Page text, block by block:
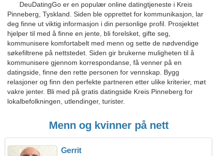
DeuDatingGo er en populær online datingtjeneste i Kreis
Pinneberg, Tyskland. Siden ble opprettet for kommunikasjon, lar
deg finne ut viktig informasjon i din personlige profil. Prosjektet
hjelper til med å finne en jente, bli forelsket, gifte seg,
kommunisere komfortabelt med menn og sette de nødvendige
søkefiltrene på nettstedet. Siden gir brukerne muligheten til å
kommunisere gjennom korrespondanse, få venner på en
datingside, finne den rette personen for vennskap. Bygg
relasjoner og finn den perfekte partneren etter ulike kriterier, møt
vakre jenter. Bli med på gratis datingside Kreis Pinneberg for
lokalbefolkningen, utlendinger, turister.
Menn og kvinner på nett
Gerrit